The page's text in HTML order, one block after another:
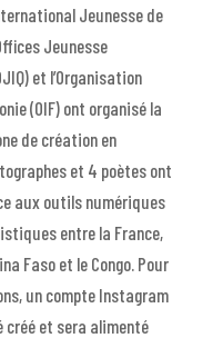
Jeunesse de
Jeunesse
et l’Organisation
(OIF) ont organisé la
de création en
et 4 poètes ont
aux outils numériques
entre la France,
Faso et le Congo. Pour
un compte Instagram
créé et sera alimenté